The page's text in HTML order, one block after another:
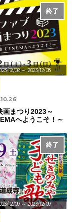
12/02～ 2023/12/03
終了
画まつり2023～
へようこそ！～
12/09 ～ 2023/12/09
終了